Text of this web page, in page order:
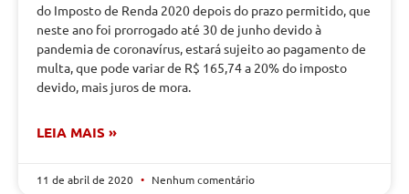
do Imposto de Renda 2020 depois do prazo permitido, que
neste ano foi prorrogado até 30 de junho devido à
pandemia de coronavírus, estará sujeito ao pagamento de
multa, que pode variar de R$ 165,74 a 20% do imposto
devido, mais juros de mora.
LEIA MAIS »
11 de abril de 2020 Nenhum comentário